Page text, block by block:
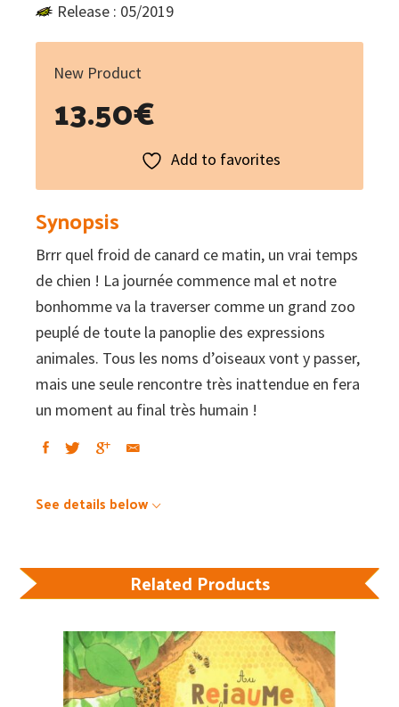
Release : 05/2019
New Product
13.50€
Add to favorites
Synopsis
Brrr quel froid de canard ce matin, un vrai temps
de chien ! La journée commence mal et notre
bonhomme va la traverser comme un grand zoo
peuplé de toute la panoplie des expressions
animales. Tous les noms d’oiseaux vont y passer,
mais une seule rencontre très inattendue en fera
un moment au final très humain !
See details below
Related Products